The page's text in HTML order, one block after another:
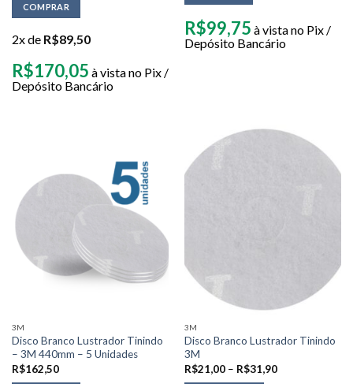
COMPRAR
2x de R$89,50
R$170,05 à vista no Pix /
Depósito Bancário
R$99,75 à vista no Pix /
Depósito Bancário
3M
Disco Branco Lustrador Tinindo
– 3M 440mm – 5 Unidades
R$162,50
3M
Disco Branco Lustrador Tinindo
3M
R$21,00– R$31,90